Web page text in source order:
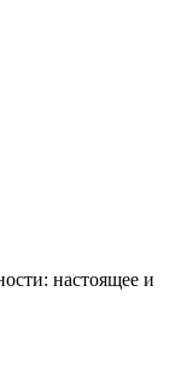
настоящее и